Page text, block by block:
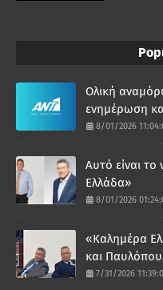
Ολική
ενημέρωση
8/01/2026
Αυτό είναι
Ελλάδα»
8/01/2026
«Καλημέρα
και
7/31/2026